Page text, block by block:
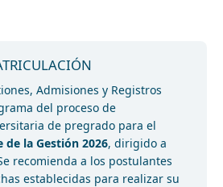
Admisiones y Registros
del proceso de
de pregrado para el
de la Gestión 2026, dirigido a
recomienda a los postulantes
establecidas para realizar su